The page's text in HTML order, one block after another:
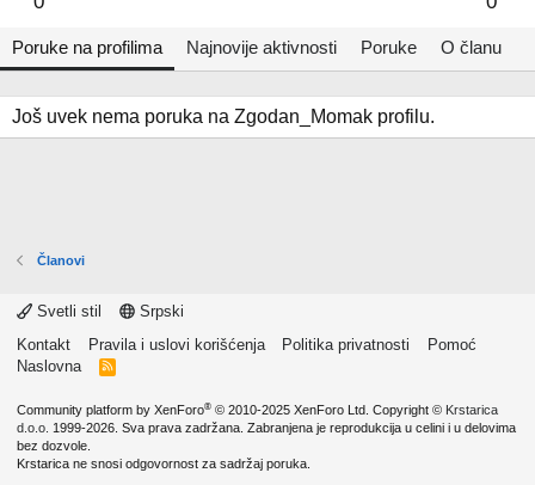
Poruke na profilima Najnovije aktivnosti Poruke O članu
Još uvek nema poruka na Zgodan_Momak profilu.
Članovi
Svetli stil
Srpski
Kontakt
Pravila i uslovi korišćenja Politika privatnosti
Pomoć
Naslovna
R
Community platform by XenForo® © 2010-2025 XenForo Ltd. Copyright © Krstarica
d.o.o. 1999-2026. Sva prava zadržana. Zabranjena je reprodukcija u celini i u delovima
bez dozvole.
Krstarica ne snosi odgovornost za sadržaj poruka.